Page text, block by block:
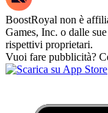
BoostRoyal non è
Games, Inc. o dalle
rispettivi proprietari.
Vuoi fare pubblicità?